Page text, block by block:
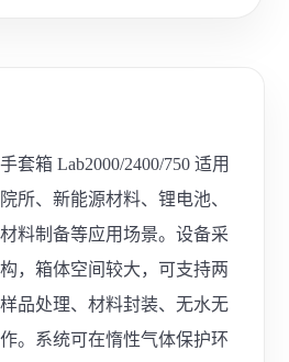
套箱 Lab2000/2400/750 适用
所、新能源材料、锂电池、
料制备等应用场景。设备采
，箱体空间较大，可支持两
品处理、材料封装、无水无
。系统可在惰性气体保护环